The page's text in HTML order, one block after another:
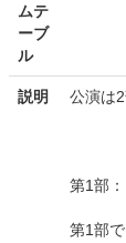
ムテ
ーブ
ル
説明 公演は
第1部
第1部